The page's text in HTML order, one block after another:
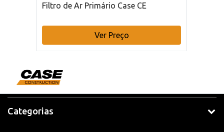
Filtro de Ar Primário Case CE
Ver Preço
Categorias